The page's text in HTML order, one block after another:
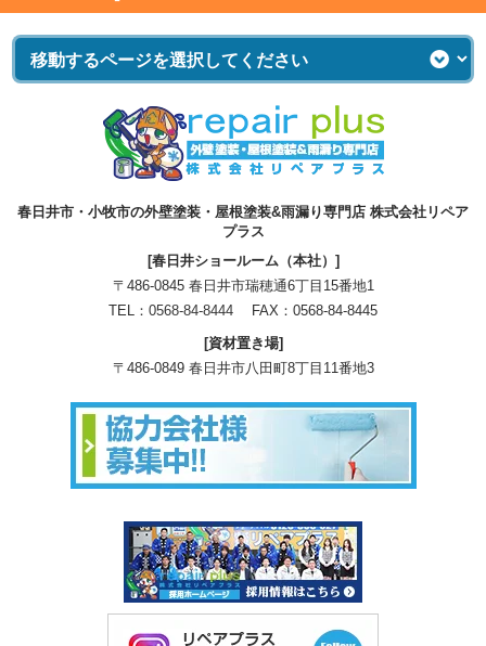
春日井市・小牧市の外壁塗装・屋根塗装&雨漏り専門店 株式会社リペア
プラス
[春日井ショールーム（本社）]
〒486-0845 春日井市瑞穂通6丁目15番地1
TEL： 0568-84-8444 FAX：0568-84-8445
[資材置き場]
〒486-0849 春日井市八田町8丁目11番地3